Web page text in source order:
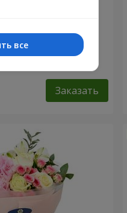
зефир"
Заказать
все